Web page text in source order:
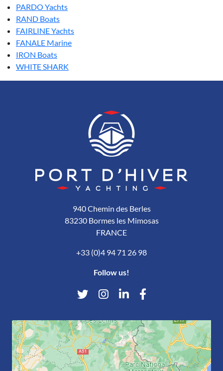
PARDO Yachts
RAND Boats
FAIRLINE Yachts
FANALE Marine
IRON Boats
WHITE SHARK
940 Chemin des Berles
83230 Bormes les Mimosas
FRANCE
+33 (0)4 94 71 26 98
Follow us!